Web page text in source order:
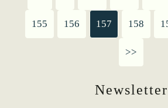
155 156 157 158
>>
Newsletter